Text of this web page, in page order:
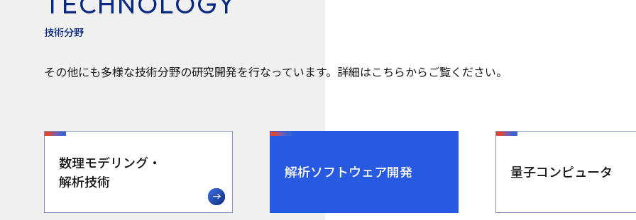
技術分野
その他にも多様な技術分野の研究開発を行なっています。詳細はこちらからご覧ください。
数理モデリング・
解析技術
解析ソフトウェア開発 量子コンピュータ